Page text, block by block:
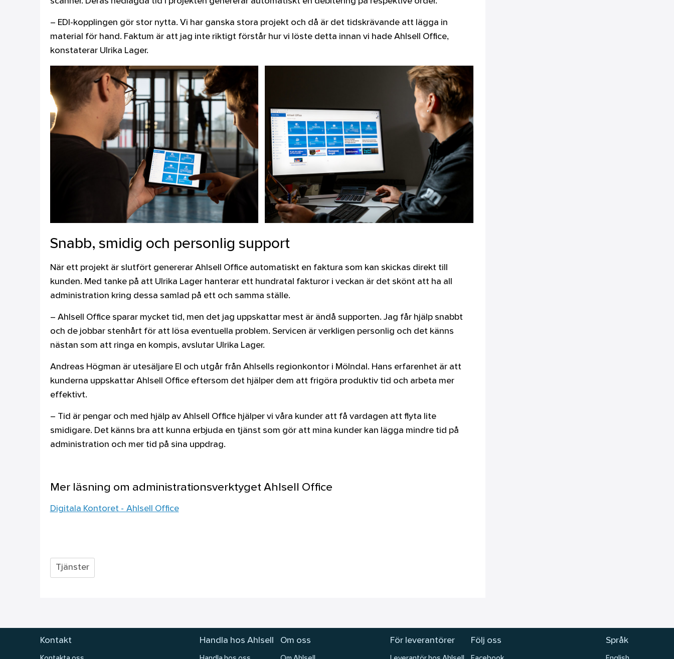
– EDI-kopplingen gör stor nytta. Vi har ganska stora projekt och då är det tidskrävande att lägga in
material för hand. Faktum är att jag inte riktigt förstår hur vi löste detta innan vi hade Ahlsell Office,
konstaterar Ulrika Lager.
Snabb, smidig och personlig support
När ett projekt är slutfört genererar Ahlsell Office automatiskt en faktura som kan skickas direkt till
kunden. Med tanke på att Ulrika Lager hanterar ett hundratal fakturor i veckan är det skönt att ha all
administration kring dessa samlad på ett och samma ställe.
– Ahlsell Office sparar mycket tid, men det jag uppskattar mest är ändå supporten. Jag får hjälp snabbt
och de jobbar stenhårt för att lösa eventuella problem. Servicen är verkligen personlig och det känns
nästan som att ringa en kompis, avslutar Ulrika Lager.
Andreas Högman är utesäljare El och utgår från Ahlsells regionkontor i Mölndal. Hans erfarenhet är att
kunderna uppskattar Ahlsell Office eftersom det hjälper dem att frigöra produktiv tid och arbeta mer
effektivt.
– Tid är pengar och med hjälp av Ahlsell Office hjälper vi våra kunder att få vardagen att flyta lite
smidigare. Det känns bra att kunna erbjuda en tjänst som gör att mina kunder kan lägga mindre tid på
administration och mer tid på sina uppdrag.
Mer läsning om administrationsverktyget Ahlsell Office
Digitala Kontoret - Ahlsell Office
Tjänster
Kontakt Handla hos Ahlsell Om oss För leverantörer Följ oss Språk